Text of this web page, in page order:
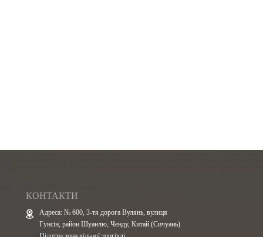
КОНТАКТИ
Адреса: № 600, 3-тя дорога Вулянь, вулиця
Гунсін, район Шуанлю, Ченду, Китай (Сичуань)